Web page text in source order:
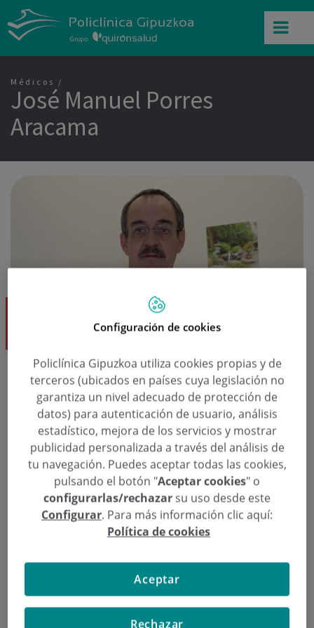
Médicos
José Manuel Porres
Aracama
Dr. José Manuel Porres Aracama
Cirugía Cardiovascular
Cirugía Cardiovascular
Dr. José Manuel Porres Aracama
Solicita una cita
943 00 27 72 Pedir cita
Configuración de cookies
Policlínica Gipuzkoa utiliza cookies propias y de
terceros (ubicados en países cuya legislación no
garantiza un nivel adecuado de protección de
datos) para autenticación de usuario, análisis
estadístico, mejora de los servicios y mostrar
publicidad personalizada a través del análisis de
tu navegación. Puedes aceptar todas las cookies,
pulsando el botón "Aceptar cookies" o
configurarlas/rechazar su uso desde este
Configurar. Para más información clic aquí:
Política de cookies
Rechazar
Aceptar